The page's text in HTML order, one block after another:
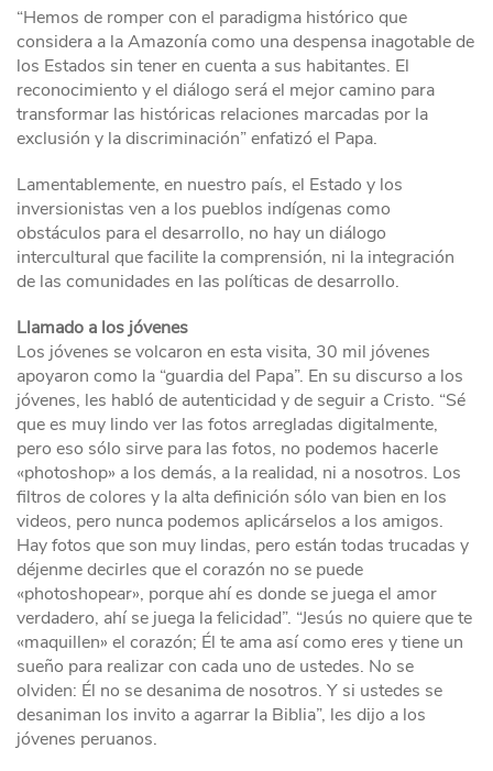
“Hemos de romper con el paradigma histórico que
considera a la Amazonía como una despensa inagotable de
los Estados sin tener en cuenta a sus habitantes. El
reconocimiento y el diálogo será el mejor camino para
transformar las históricas relaciones marcadas por la
exclusión y la discriminación” enfatizó el Papa.
Lamentablemente, en nuestro país, el Estado y los
inversionistas ven a los pueblos indígenas como
obstáculos para el desarrollo, no hay un diálogo
intercultural que facilite la comprensión, ni la integración
de las comunidades en las políticas de desarrollo.
Llamado a los jóvenes
Los jóvenes se volcaron en esta visita, 30 mil jóvenes
apoyaron como la “guardia del Papa”. En su discurso a los
jóvenes, les habló de autenticidad y de seguir a Cristo. “Sé
que es muy lindo ver las fotos arregladas digitalmente,
pero eso sólo sirve para las fotos, no podemos hacerle
«photoshop» a los demás, a la realidad, ni a nosotros. Los
filtros de colores y la alta definición sólo van bien en los
videos, pero nunca podemos aplicárselos a los amigos.
Hay fotos que son muy lindas, pero están todas trucadas y
déjenme decirles que el corazón no se puede
«photoshopear», porque ahí es donde se juega el amor
verdadero, ahí se juega la felicidad”. “Jesús no quiere que te
«maquillen» el corazón; Él te ama así como eres y tiene un
sueño para realizar con cada uno de ustedes. No se
olviden: Él no se desanima de nosotros. Y si ustedes se
desaniman los invito a agarrar la Biblia”, les dijo a los
jóvenes peruanos.